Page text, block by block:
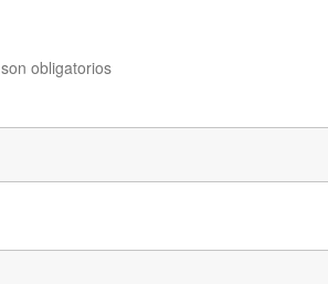
son obligatorios